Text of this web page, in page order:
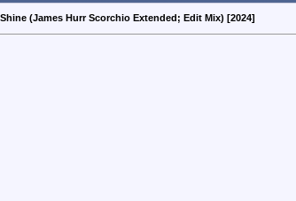
(James Hurr Scorchio Extended; Edit Mix) [2024]